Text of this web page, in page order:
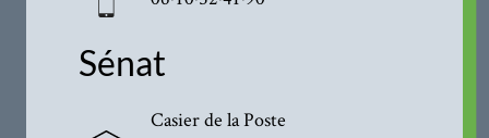
Sénat
Casier de la Poste